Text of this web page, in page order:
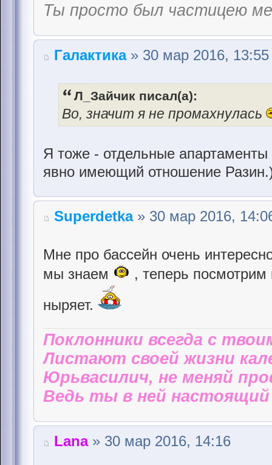
Ты просто был частицею
Галактика» 30 мар 2016, 13:55
Л_Зайчик писал(а):
Во, значит я не промахнулась
Я тоже - отдельные
явно имеющий отношение
Superdetka» 30 мар 2016,
Мне про бассейн очень
мы знаем
, теперь
ныряет.
Поклонники всегда с
Листают своей жизни
Юрьвасилич, не меняй
Ведь ты в ней настоящий
Lana» 30 мар 2016, 14:16